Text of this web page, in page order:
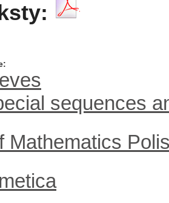
sequences
Mathematics